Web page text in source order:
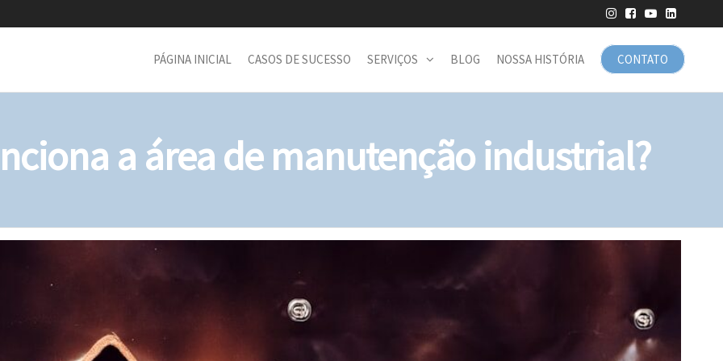
CONTATO
PÁGINA INICIAL CASOS DE SUCESSO SERVIÇOS BLOG NOSSA HISTÓRIA
a área de manutenção industrial?